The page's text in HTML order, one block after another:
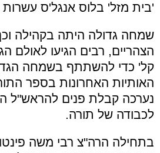
'בית מזל' בלוס אנגל'ס עשרות
שמחה גדולה היתה בקהילה
הצהריים, רבים הגיעו לאולם
קל' כדי להשתתף בשמחה
האותיות האחרונות בספר
נערכה קבלת פנים להראש"ל
לכבודה של תורה.
בתחילה הרה"צ רבי משה